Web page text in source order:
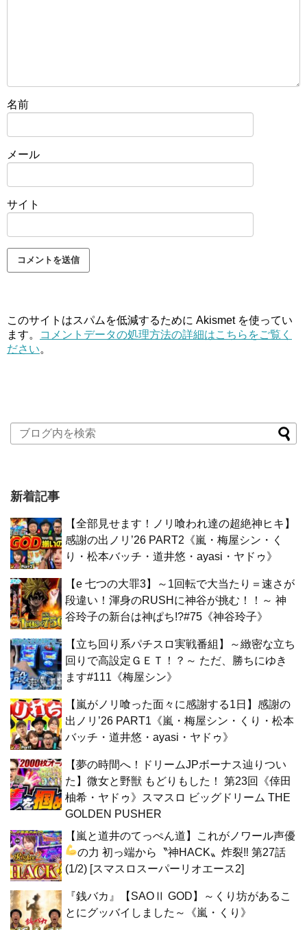
名前
メール
サイト
このサイトはスパムを低減するために Akismet を使ってい
ます。
コメントデータの処理方法の詳細はこちらをご覧く
ださい。
新着記事
【全部見せます！ノリ喰われ達の超絶神ヒキ】
感謝の出ノリ’26 PART2《嵐・梅屋シン・く
り・松本バッチ・道井悠・ayasi・ヤドゥ》
【e 七つの大罪3】～1回転で大当たり＝速さが
段違い！渾身のRUSHに神谷が挑む！！～ 神
谷玲子の新台は神ぱち!?#75《神谷玲子》
【立ち回り系パチスロ実戦番組】～緻密な立ち
回りで高設定ＧＥＴ！？～ ただ、勝ちにゆき
ます#111《梅屋シン》
【嵐がノリ喰った面々に感謝する1日】感謝の
出ノリ’26 PART1《嵐・梅屋シン・くり・松本
バッチ・道井悠・ayasi・ヤドゥ》
【夢の時間へ！ドリームJPボーナス辿りつい
た】微女と野獣 もどりもした！ 第23回《倖田
柚希・ヤドゥ》スマスロ ビッグドリーム THE
GOLDEN PUSHER
【嵐と道井のてっぺん道】これがノワール声優
の力 初っ端から〝神HACK〟炸裂‼ 第27話
(1/2) [スマスロスーパーリオエース2]
『銭バカ』【SAOⅡ GOD】～くり坊があるこ
とにグッバイしました～《嵐・くり》